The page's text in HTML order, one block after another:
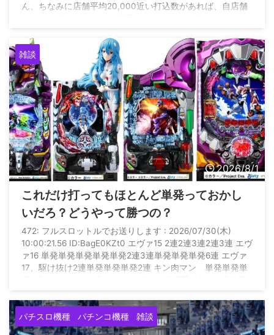
ん、ちなみに店舗平均20,000近い打込数があれば、自店舗
の上のパチンコ店 (@P_market56) August 2, 2026
雑談
2026/8/1
これだけ打ってもほとんど単発っておかし
いだろ？どうやって勝つの？
472: フルスロットルでお送りします : 2026/07/30(木)
10:00:21.56 ID:BagE0KZt0 エヴァ15 2連2連3連2連3連 エヴ
ァ16 単発単発単発単発単発2連3連単発単発単発6連 エヴァ
17、駆け抜け2連単発単発単発2連 キン肉マン 単発単発単
抜け単発単発3連 暴凶 3連2連駆け抜け駆け抜け なのは
3連 何これ いつになったら勝てるの？ これだけ当たり引い
て万 ...
パチスロ機種 パチンコ機種 雑談